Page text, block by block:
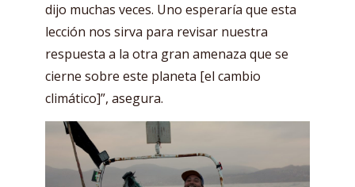
dijo muchas veces. Uno esperaría que esta
lección nos sirva para revisar nuestra
respuesta a la otra gran amenaza que se
cierne sobre este planeta [el cambio
climático]”, asegura.